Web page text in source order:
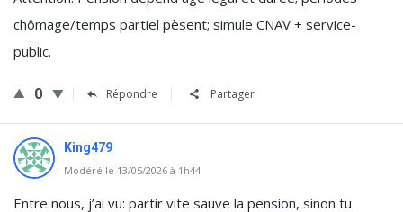
chômage/temps partiel pèsent; simule CNAV + service-
public.
0 Répondre Partager
King479
Modéré le 13/05/2026 à 1h44
Entre nous, j’ai vu: partir vite sauve la pension, sinon tu